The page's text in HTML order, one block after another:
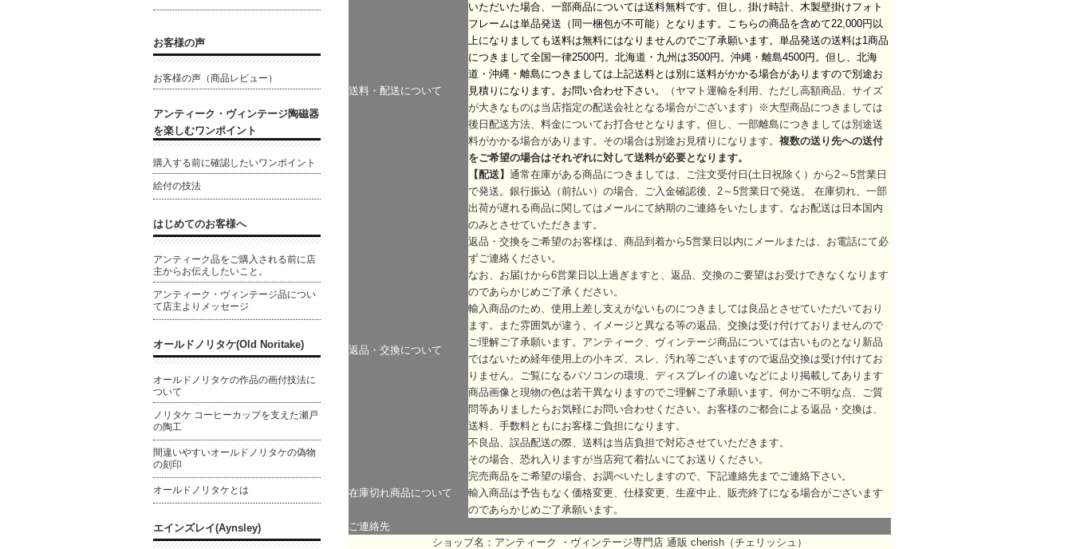
送料・配送について
いただいた場合、一部商品については送料無料です。但し、掛け時計、木製壁掛けフォト
フレームは単品発送（同一梱包が不可能）となります。こちらの商品を含めて22,000円以
上になりましても送料は無料にはなりませんのでご了承願います。単品発送の送料は1商品
につきまして全国一律2500円。北海道・九州は3500円。沖縄・離島4500円。但し、北海
道・沖縄・離島につきましては上記送料とは別に送料がかかる場合がありますので別途お
見積りになります。お問い合わせ下さい。
（ヤマト運輸を利用、ただし高額商品、サイズ
が大きなものは当店指定の配送会社となる場合がございます）※大型商品につきましては
後日配送方法、料金についてお打合せとなります。但し、一部離島につきましては別途送
料がかかる場合があります。その場合は別途お見積りになります。 複数の送り先への送付
をご希望の場合はそれぞれに対して送料が必要となります。
【配送】 通常在庫がある商品につきましては、ご注文受付日(土日祝除く）から2～5営業日
で発送。銀行振込（前払い）の場合、ご入金確認後、2～5営業日で発送。 在庫切れ、一部
出荷が遅れる商品に関してはメールにて納期のご連絡をいたします。なお配送は日本国内
のみとさせていただきます。
返品・交換について
返品・交換をご希望のお客様は、商品到着から5営業日以内にメールまたは、お電話にて必
ずご連絡ください。
なお、お届けから6営業日以上過ぎますと、返品、交換のご要望はお受けできなくなります
のであらかじめご了承ください。
輸入商品のため、使用上差し支えがないものにつきましては良品とさせていただいており
ます。また雰囲気が違う、イメージと異なる等の返品、交換は受け付けておりませんので
ご理解ご了承願います。アンティーク、ヴィンテージ商品については古いものとなり新品
ではないため経年使用上の小キズ、スレ、汚れ等ございますので返品交換は受け付けてお
りません。ご覧になるパソコンの環境、ディスプレイの違いなどにより掲載してあります
商品画像と現物の色は若干異なりますのでご理解ご了承願います。何かご不明な点、ご質
問等ありましたらお気軽にお問い合わせください。お客様のご都合による返品・交換は、
送料、手数料ともにお客様ご負担になります。
不良品、誤品配送の際、送料は当店負担で対応させていただきます。
その場合、恐れ入りますが当店宛て着払いにてお送りください。
在庫切れ商品について
完売商品をご希望の場合、お調べいたしますので、下記連絡先までご連絡下さい。
輸入商品は予告もなく価格変更、仕様変更、生産中止、販売終了になる場合がございます
のであらかじめご了承願います。
ご連絡先
ショップ名：アンティーク ・ヴィンテージ専門店 通販 cherish（チェリッシュ）
お客様の声
お客様の声（商品レビュー）
アンティーク・ヴィンテージ陶磁器
を楽しむワンポイント
購入する前に確認したいワンポイント
絵付の技法
はじめてのお客様へ
アンティーク品をご購入される前に店
主からお伝えしたいこと。
アンティーク・ヴィンテージ品につい
て店主よりメッセージ
オールドノリタケ(Old Noritake)
オールドノリタケの作品の画付技法に
ついて
ノリタケ コーヒーカップを支えた瀬戸
の陶工
間違いやすいオールドノリタケの偽物
の刻印
オールドノリタケとは
エインズレイ(Aynsley)